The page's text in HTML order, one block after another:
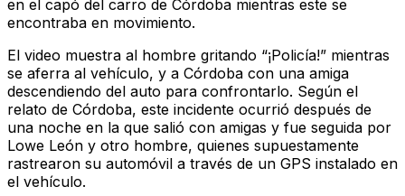
en el capó del carro de Córdoba mientras este se
encontraba en movimiento.
El video muestra al hombre gritando “¡Policía!” mientras
se aferra al vehículo, y a Córdoba con una amiga
descendiendo del auto para confrontarlo. Según el
relato de Córdoba, este incidente ocurrió después de
una noche en la que salió con amigas y fue seguida por
Lowe León y otro hombre, quienes supuestamente
rastrearon su automóvil a través de un GPS instalado en
el vehículo.